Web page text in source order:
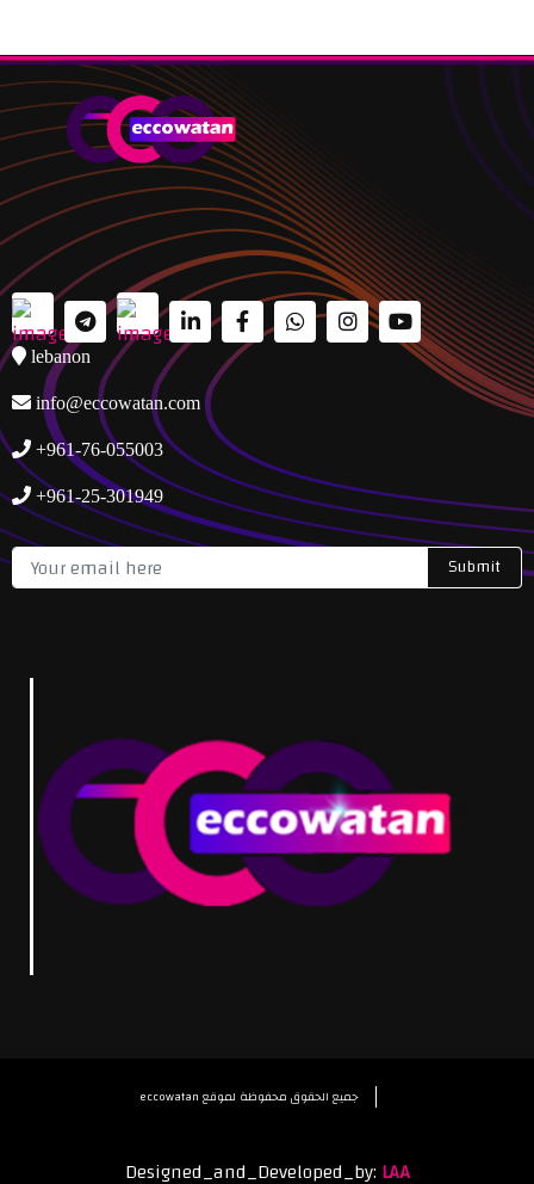
lebanon
info@eccowatan.com
+961-76-055003
+961-25-301949
Submit
eccowatan جميع الحقوق محفوظة لموقع
Designed_and_Developed_by: LAA